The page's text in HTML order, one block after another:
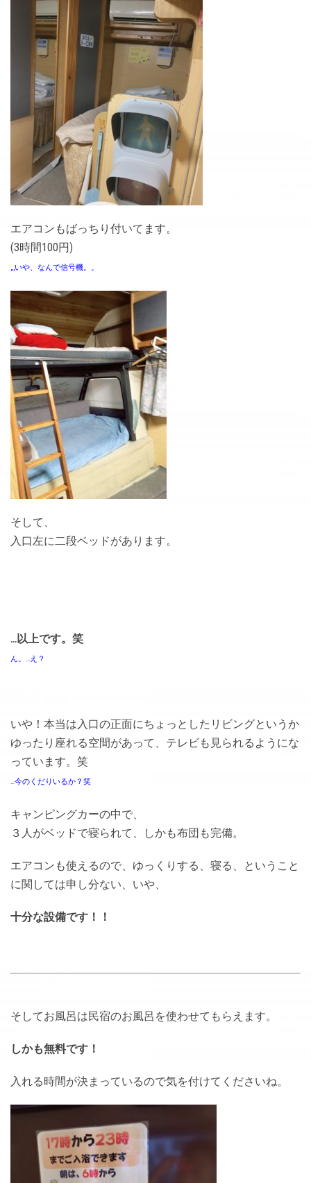
エアコンもばっちり付いてます。
(3時間100円)
,,,いや、なんで信号機。。
そして、
入口左に二段ベッドがあります。
…以上です。笑
ん。…え？
いや！本当は入口の正面にちょっとしたリビングというか
ゆったり座れる空間があって、テレビも見られるようにな
っています。笑
…今のくだりいるか？笑
キャンピングカーの中で、
３人がベッドで寝られて、しかも布団も完備。
エアコンも使えるので、ゆっくりする、寝る、ということ
に関しては申し分ない、いや、
十分な設備です！！
そしてお風呂は民宿のお風呂を使わせてもらえます。
しかも無料です！
入れる時間が決まっているので気を付けてくださいね。